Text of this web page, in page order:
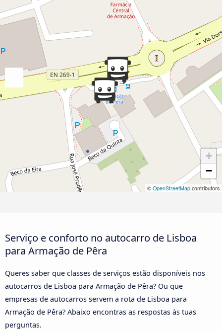
+
−
© OpenStreetMap contributors
Serviço e conforto no autocarro de Lisboa
para Armação de Pêra
Queres saber que classes de serviços estão disponíveis nos
autocarros de Lisboa para Armação de Pêra? Ou que
empresas de autocarros servem a rota de Lisboa para
Armação de Pêra? Abaixo encontras as respostas às tuas
perguntas.